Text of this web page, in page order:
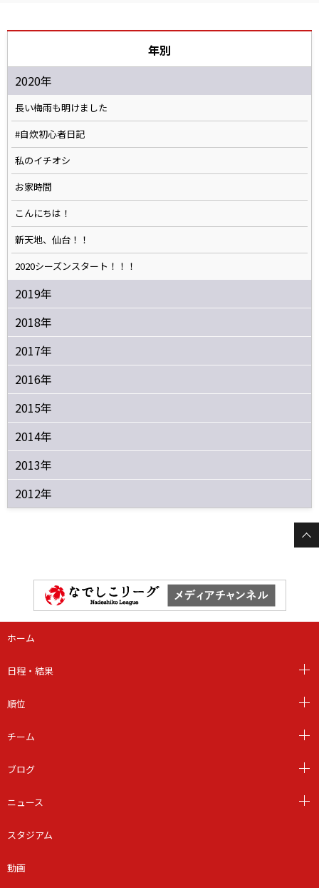
年別
2020年
長い梅雨も明けました
#自炊初心者日記
私のイチオシ
お家時間
こんにちは！
新天地、仙台！！
2020シーズンスタート！！！
2019年
2018年
2017年
2016年
2015年
2014年
2013年
2012年
ホーム
日程・結果
順位
チーム
ブログ
ニュース
スタジアム
動画